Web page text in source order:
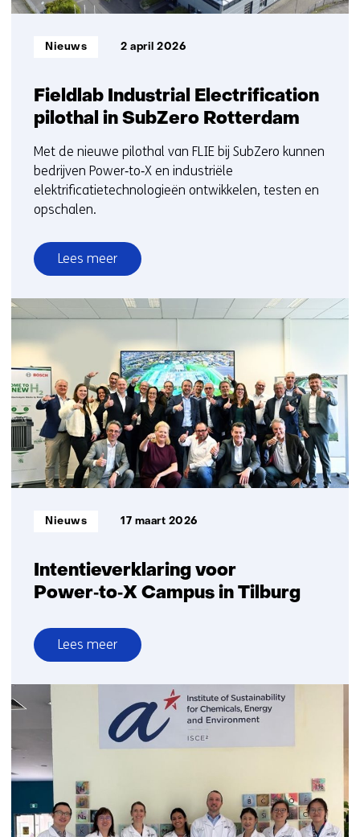
Fieldlab Industrial Electrification
pilothal in SubZero Rotterdam
Informatietype:
Nieuws 2 april 2026
Met de nieuwe pilothal van FLIE bij SubZero kunnen
bedrijven Power‑to‑X en industriële
elektrificatietechnologieën ontwikkelen, testen en
opschalen.
Lees meer
over
Fieldlab
Industrial
SubZero
Rotterdam
Intentieverklaring voor
Power‑to‑X Campus in Tilburg
Informatietype:
Nieuws 17 maart 2026
Lees meer
over
Intentieverklaring
Power‑to‑X
Tilburg